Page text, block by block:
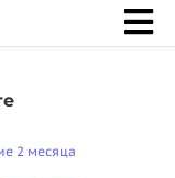
2 месяца